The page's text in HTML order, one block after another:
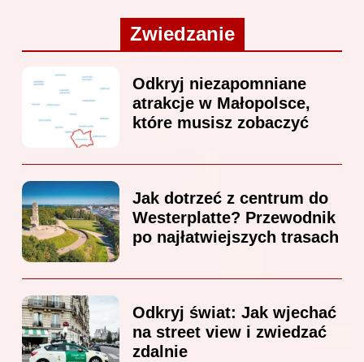
Zwiedzanie
Odkryj niezapomniane
atrakcje w Małopolsce,
które musisz zobaczyć
Jak dotrzeć z centrum do
Westerplatte? Przewodnik
po najłatwiejszych trasach
Odkryj świat: Jak wjechać
na street view i zwiedzać
zdalnie